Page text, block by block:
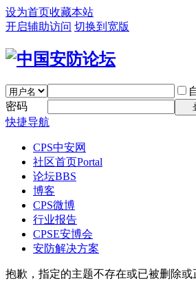
设为首页收藏本站
开启辅助访问 切换到宽版
密码
快捷导航
CPS中安网
社区首页Portal
论坛BBS
博客
CPS微博
行业报告
CPSE安博会
安防解决方案
抱歉，指定的主题不存在或已被删除或